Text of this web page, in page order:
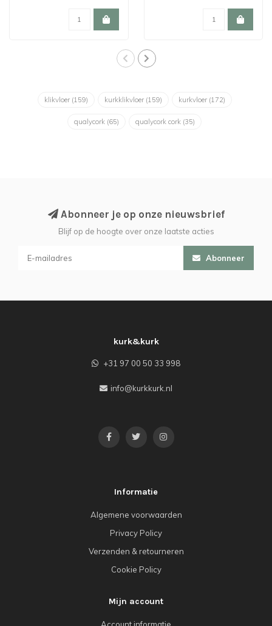
klikvloer (159) kurkklikvloer (159) kurkvloer (172)
qualycork (65) qualycork cork (35)
Abonneer je op onze nieuwsbrief
Blijf op de hoogte over onze laatste acties
Abonneer
kurk&kurk
+31 97 00 50 33 998
info@kurkkurk.nl
Informatie
Algemene voorwaarden
Privacy Policy
Verzenden & retourneren
Cookie Policy
Mijn account